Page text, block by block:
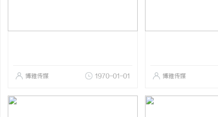
博雅传媒 1970-01-01 博雅传媒